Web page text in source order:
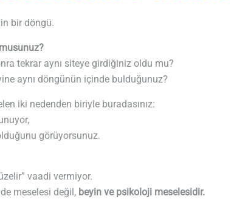
bir döngü.
tekrar aynı siteye girdiğiniz oldu mu?
aynı döngünün içinde bulduğunuz?
iki nedenden biriyle buradasınız:
görüyorsunuz.
vaadi vermiyor.
meselesi değil, beyin ve psikoloji meselesidir.